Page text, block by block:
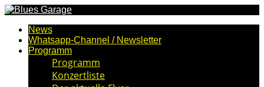
News
Whatsapp-Channel / Newsletter
Programm
Programm
Konzertliste